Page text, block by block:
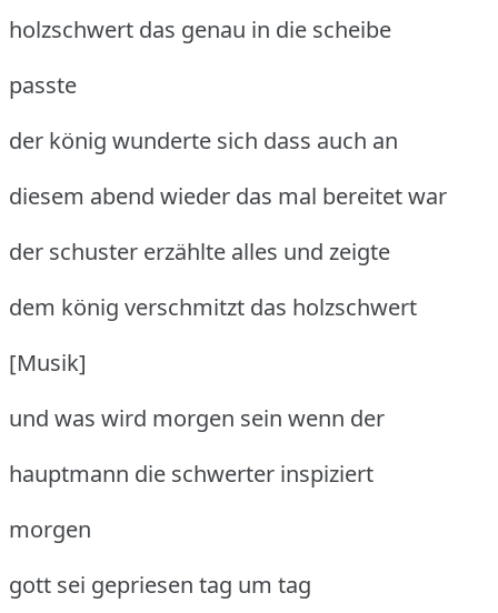
holzschwert das genau in die scheibe
passte
der könig wunderte sich dass auch an
diesem abend wieder das mal bereitet war
der schuster erzählte alles und zeigte
dem könig verschmitzt das holzschwert
[Musik]
und was wird morgen sein wenn der
hauptmann die schwerter inspiziert
morgen
gott sei gepriesen tag um tag